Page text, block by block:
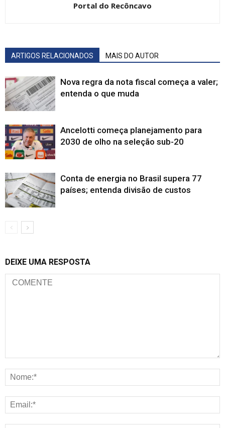
Portal do Recôncavo
ARTIGOS RELACIONADOS MAIS DO AUTOR
Nova regra da nota fiscal começa a valer;
entenda o que muda
Ancelotti começa planejamento para
2030 de olho na seleção sub-20
Conta de energia no Brasil supera 77
países; entenda divisão de custos
DEIXE UMA RESPOSTA